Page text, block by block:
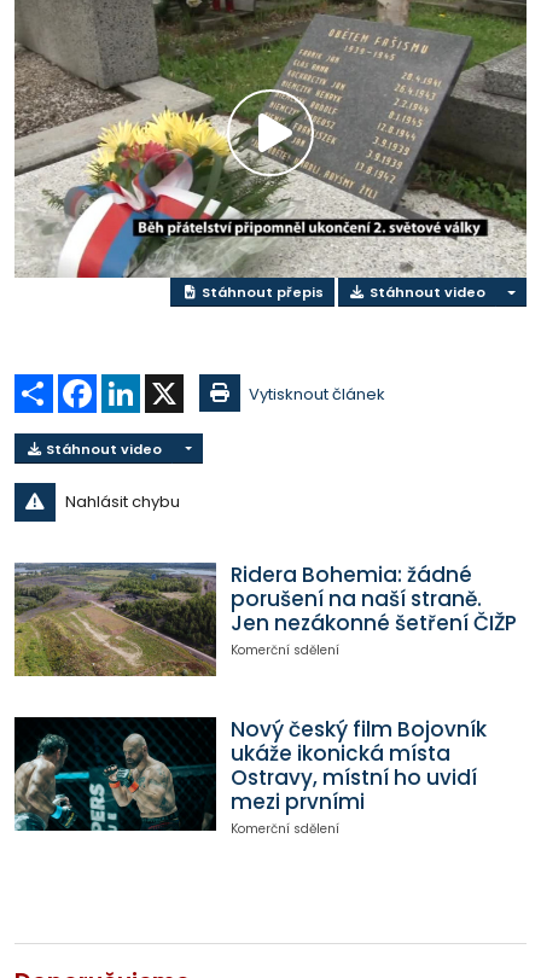
Přehrát
video
Stáhnout přepis Stáhnout video
Sdílet Facebook
LinkedIn Vytisknout článek
Stáhnout video
Nahlásit chybu
Ridera Bohemia: žádné
porušení na naší straně.
Jen nezákonné šetření ČIŽP
Komerční sdělení
Nový český film Bojovník
ukáže ikonická místa
Ostravy, místní ho uvidí
mezi prvními
Komerční sdělení